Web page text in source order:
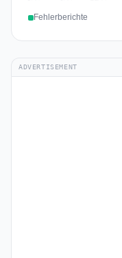
Fehlerberichte
ADVERTISEMENT